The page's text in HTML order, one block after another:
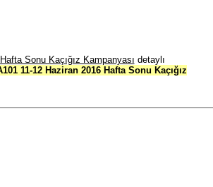
Sonu Kaçığız Kampanyası detaylı
11-12 Haziran 2016 Hafta Sonu Kaçığız